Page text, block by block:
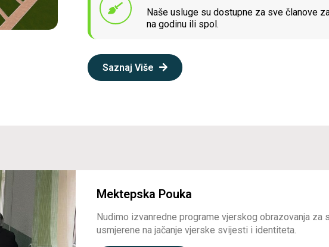
Naše usluge su dostupne za sve članove
na godinu ili spol.
Saznaj Više
Mektepska Pouka
Nudimo izvanredne programe vjerskog obrazovanja za
usmjerene na jačanje vjerske svijesti i identiteta.